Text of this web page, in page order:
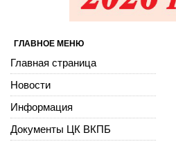
ГЛАВНОЕ МЕНЮ
Главная страница
Новости
Информация
Документы ЦК ВКПБ